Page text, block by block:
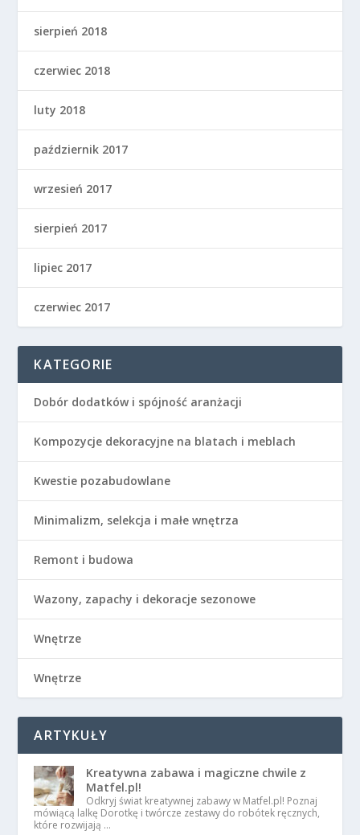
sierpień 2018
czerwiec 2018
luty 2018
październik 2017
wrzesień 2017
sierpień 2017
lipiec 2017
czerwiec 2017
KATEGORIE
Dobór dodatków i spójność aranżacji
Kompozycje dekoracyjne na blatach i meblach
Kwestie pozabudowlane
Minimalizm, selekcja i małe wnętrza
Remont i budowa
Wazony, zapachy i dekoracje sezonowe
Wnętrze
Wnętrze
ARTYKUŁY
Kreatywna zabawa i magiczne chwile z
Matfel.pl!
Odkryj świat kreatywnej zabawy w Matfel.pl! Poznaj
mówiącą lalkę Dorotkę i twórcze zestawy do robótek ręcznych,
które rozwijają …